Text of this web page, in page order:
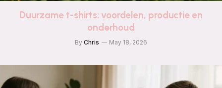
Duurzame t-shirts: voordelen, productie en
onderhoud
By Chris May 18, 2026